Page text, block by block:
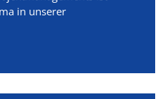
in unserer